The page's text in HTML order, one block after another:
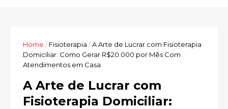
Home /Fisioterapia /A Arte de Lucrar com Fisioterapia
Domiciliar: Como Gerar R$20.000 por Mês Com
Atendimentos em Casa
A Arte de Lucrar com
Fisioterapia Domiciliar: